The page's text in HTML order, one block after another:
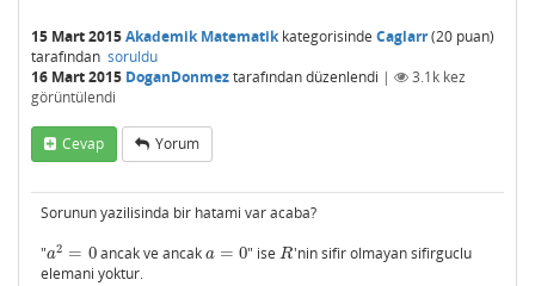
15 Mart 2015Akademik Matematikkategorisinde Caglarr(20 puan)
tarafından soruldu
16 Mart 2015 DoganDonmeztarafındandüzenlendi | 3.1k kez
görüntülendi
Cevap Yorum
Sorunun yazilisinda bir hatami var acaba?
"a2 = 0
a2 =0 ancak ve ancak a = 0
a=0 " iseR
R 'nin sifir olmayan sifirguclu
elemani yoktur.